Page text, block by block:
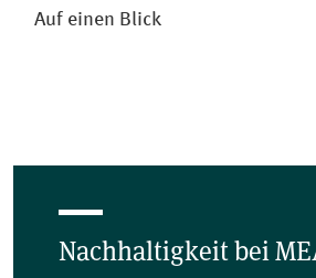
Auf einen Blick
Nachhaltigkeit bei